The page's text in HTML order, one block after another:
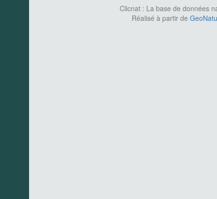
Clicnat : La base de données
Réalisé à partir de